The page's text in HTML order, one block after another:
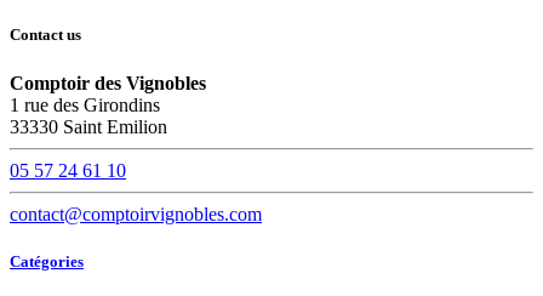
Contact us
Comptoir des Vignobles
1 rue des Girondins
33330 Saint Emilion
05 57 24 61 10
contact@comptoirvignobles.com
Catégories